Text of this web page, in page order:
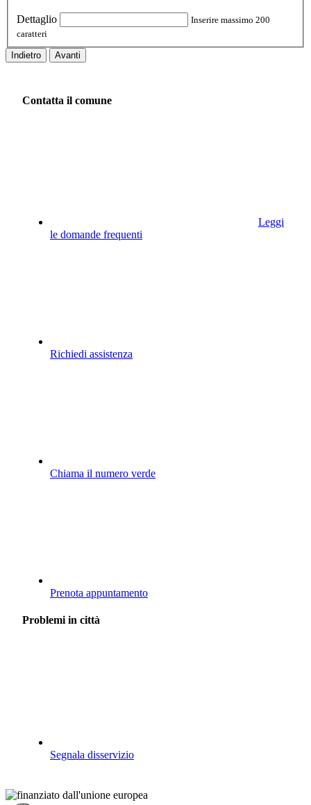
Dettaglio
Inserire massimo 200
caratteri
Indietro Avanti
Contatta il comune
Leggi
le domande frequenti
Richiedi assistenza
Chiama il numero verde
Prenota appuntamento
Problemi in città
Segnala disservizio